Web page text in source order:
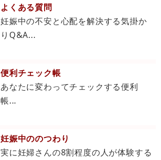
よくある質問
妊娠中の不安と心配を解決する気掛か
りQ&A...
便利チェック帳
あなたに変わってチェックする便利
帳...
妊娠中ののつわり
実に妊婦さんの8割程度の人が体験する